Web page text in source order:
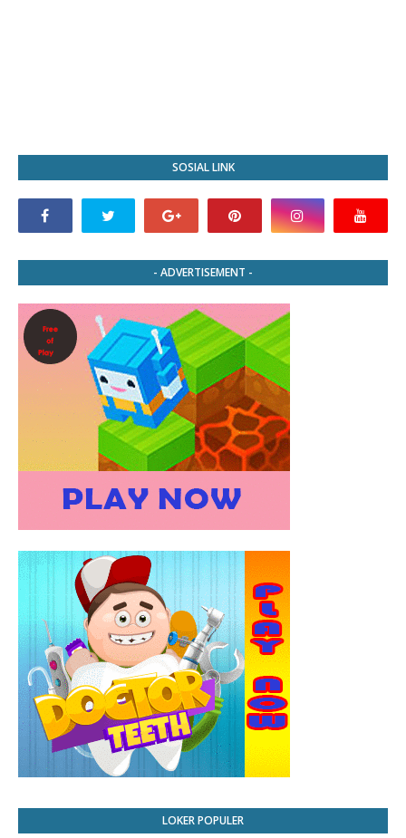
SOSIAL LINK
- ADVERTISEMENT -
LOKER POPULER